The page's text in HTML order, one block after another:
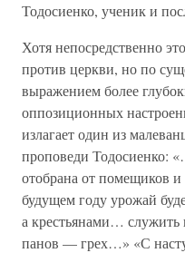
Тодосиенко, ученик и
Хотя непосредственно
против церкви, но по
выражением более
оппозиционных
излагает один из
проповеди Тодосиенко:
отобрана от помещиков и
будущем году урожай
а крестьянами… служить
панов — грех…» «С